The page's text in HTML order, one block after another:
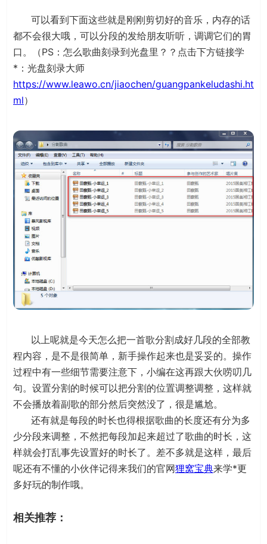
可以看到下面这些就是刚刚剪切好的音乐，内存的话
都不会很大哦，可以分段的发给朋友听听，调调它们的胃
口。（PS：怎么歌曲刻录到光盘里？？点击下方链接学
*：光盘刻录大师
https://www.leawo.cn/jiaochen/guangpankeludashi.ht
ml）
以上呢就是今天怎么把一首歌分割成好几段的全部教
程内容，是不是很简单，新手操作起来也是妥妥的。操作
过程中有一些细节需要注意下，小编在这再跟大伙唠叨几
句。设置分割的时候可以把分割的位置调整调整，这样就
不会播放着副歌的部分然后突然没了，很是尴尬。
还有就是每段的时长也得根据歌曲的长度还有分为多
少分段来调整，不然把每段加起来超过了歌曲的时长，这
样就会打乱事先设置好的时长了。差不多就是这样，最后
呢还有不懂的小伙伴记得来我们的官网狸窝宝典来学*更
多好玩的制作哦。
相关推荐：